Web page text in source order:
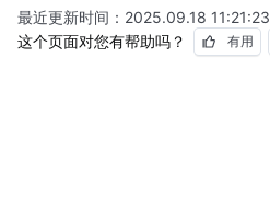
最近更新时间： 2025.09.18 11:21:23
这个页面对您有帮助吗？
有用